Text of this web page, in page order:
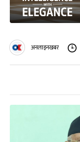
अनलाइनखबर